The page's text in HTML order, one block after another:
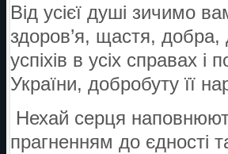
Від усієї душі зичимо
здоров’я, щастя,
успіхів в усіх справах
України, добробуту її
Нехай серця
прагненням до єдності